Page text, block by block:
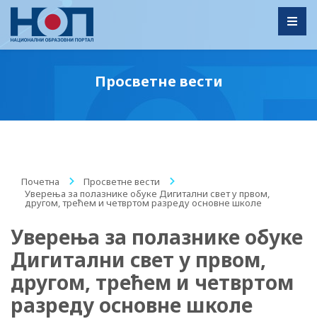
Просветне вести
Почетна / Просветне вести
/
Уверења за полазнике обуке Дигитални свет у првом,
другом, трећем и четвртом разреду основне школе
Уверења за полазнике обуке
Дигитални свет у првом,
другом, трећем и четвртом
разреду основне школе